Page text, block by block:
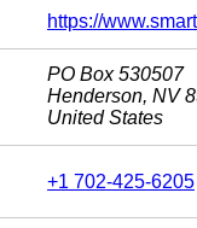
https://
PO Box 530507
Henderson, NV
United States
+1 702-425-6205